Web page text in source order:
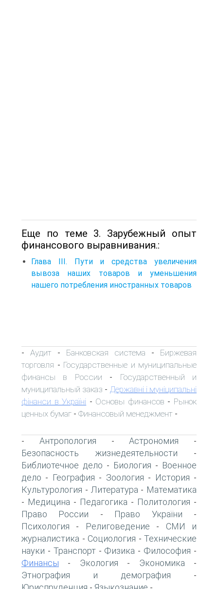
Еще по теме 3. Зарубежный опыт
финансового выравнивания.:
Глава III. Пути и средства увеличения
вывоза наших товаров и уменьшения
нашего потребления иностранных товаров
- Аудит - Банковская система - Биржевая
торговля - Государственные и муниципальные
финансы в России - Государственный и
муниципальный заказ - Державні і муніципальні
фінанси в Україні - Основы финансов - Рынок
ценных бумаг - Финансовый менеджмент -
- Антропология -Астрономия -
Безопасность жизнедеятельности -
Библиотечное дело - Биология - Военное
дело - География - Зоология - История -
Культурология - Литература - Математика
- Медицина - Педагогика - Политология -
Право России - Право України -
Психология - Религоведение - СМИ и
журналистика - Социология - Технические
науки - Транспорт- Физика - Философия -
Финансы - Экология - Экономика -
Этнография и демография -